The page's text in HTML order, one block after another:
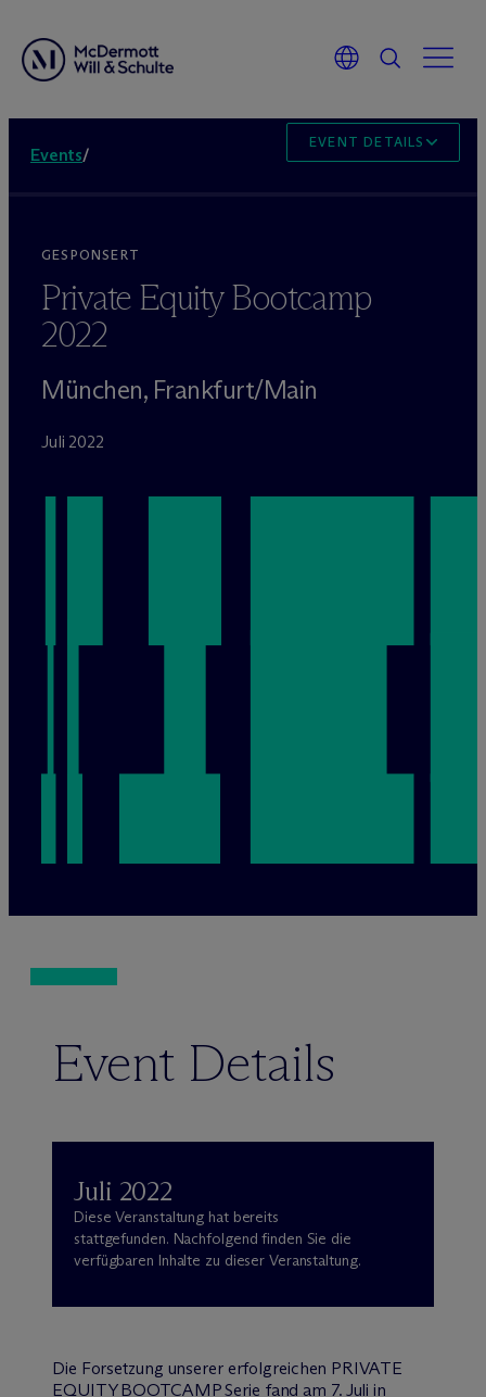
Events/
EVENT DETAILS
GESPONSERT
Private Equity Bootcamp
2022
München, Frankfurt/Main
Juli 2022
Event Details
Juli 2022
Diese Veranstaltung hat bereits
stattgefunden. Nachfolgend finden Sie die
verfügbaren Inhalte zu dieser Veranstaltung.
Die Forsetzung unserer erfolgreichen PRIVATE
EQUITY BOOTCAMP Serie fand am 7. Juli in